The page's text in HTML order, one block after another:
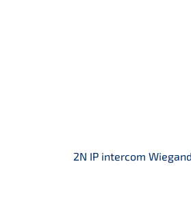
2N IP intercom